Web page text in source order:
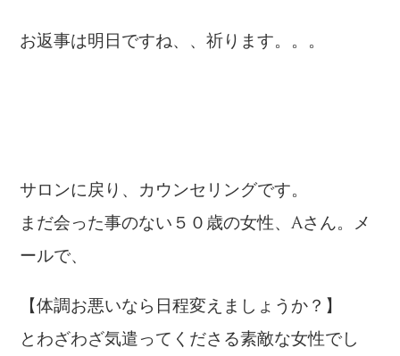
お返事は明日ですね、、祈ります。。。
サロンに戻り、カウンセリングです。
まだ会った事のない５０歳の女性、Aさん。メ
ールで、
【体調お悪いなら日程変えましょうか？】
とわざわざ気遣ってくださる素敵な女性でし